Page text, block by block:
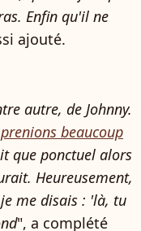
Enfin qu'il ne
ajouté.
autre, de Johnny.
prenions beaucoup
que ponctuel alors
Heureusement,
me disais : 'là, tu
", a complété